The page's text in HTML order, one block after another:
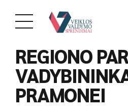
PAREIGOS
REGIONO
PRAMONEI